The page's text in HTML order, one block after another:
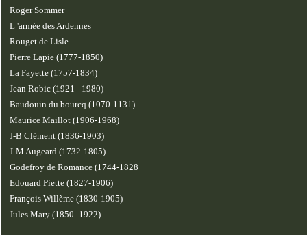
Roger Sommer
L 'armée des Ardennes
Rouget de Lisle
Pierre Lapie (1777-1850)
La Fayette (1757-1834)
Jean Robic (1921 - 1980)
Baudouin du bourcq (1070-1131)
Maurice Maillot (1906-1968)
J-B Clément (1836-1903)
J-M Augeard (1732-1805)
Godefroy de Romance (1744-1828
Edouard Piette (1827-1906)
François Willème (1830-1905)
Jules Mary (1850- 1922)